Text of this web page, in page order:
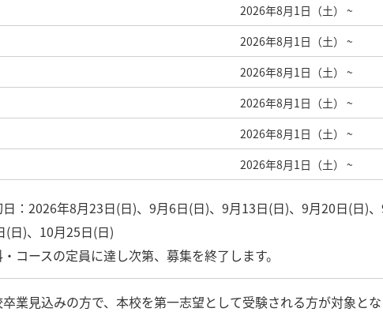
2026年8月1日（土） ~
2026年8月1日（土） ~
2026年8月1日（土） ~
2026年8月1日（土） ~
2026年8月1日（土） ~
2026年8月1日（土） ~
：2026年8月23日(日)、9月6日(日)、9月13日(日)、9月20日(日)
(日)、10月25日(日)
コースの定員に達し次第、募集を終了します。
業見込みの方で、本校を第一志望として受験される方が対象とな